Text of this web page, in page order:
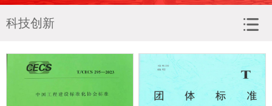
驻外机构
科技创新